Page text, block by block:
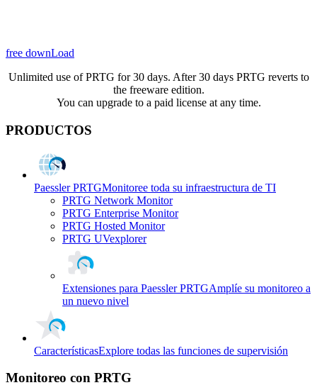
free downLoad
Unlimited use of PRTG for 30 days. After 30 days PRTG reverts to
the freeware edition.
You can upgrade to a paid license at any time.
PRODUCTOS
Paessler PRTGMonitoree toda su infraestructura de TI
PRTG Network Monitor
PRTG Enterprise Monitor
PRTG Hosted Monitor
PRTG UVexplorer
Extensiones para Paessler PRTGAmplíe su monitoreo a
un nuevo nivel
CaracterísticasExplore todas las funciones de supervisión
Monitoreo con PRTG